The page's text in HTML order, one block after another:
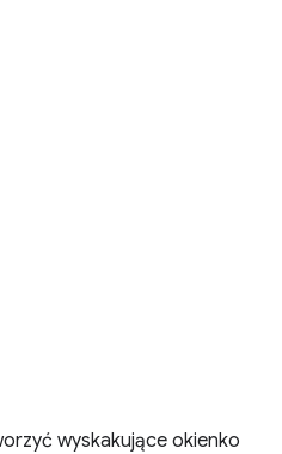
wyskakujące okienko